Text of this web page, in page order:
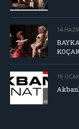
14
19